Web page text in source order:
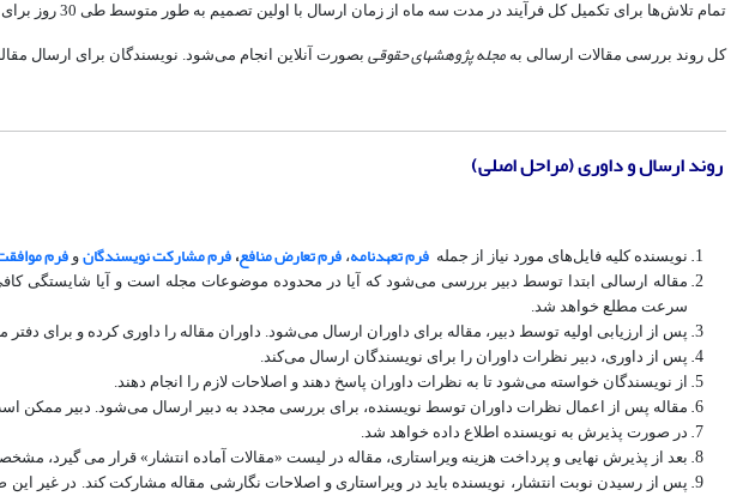
تمام تلاش‌ها برای تکمیل کل فرآیند در مدت سه ماه از زمان ارسال با اولین تصمیم به طور متوسط طی 30 روز برای اطلاع از وضعیت مقاله آن‌ها انجام ‌می‌شود.
کل روند بررسی مقالات ارسالی به مجله پژوهشهای حقوقی بصورت آنلاین انجام ‌می‌شود. نویسندگان برای ارسال
روند ارسال و داوری (مراحل اصلی)
نویسنده کلیه فایل‌های مورد نیاز از جمله فرم تعهدنامه، فرم تعارض منافع،فرم مشارکت نویسندگان و فرم
مقاله ارسالی ابتدا توسط دبیر بررسی ‌می‌شود که آیا در محدوده موضوعات مجله است و آیا شایستگی
سرعت مطلع خواهد شد.
پس از ارزیابی اولیه توسط دبیر، مقاله برای داوران ارسال ‌می‌شود. داوران مقاله را داوری کرده و برای
پس از داوری، دبیر نظرات داوران را برای نویسندگان ارسال می‌کند.
از نویسندگان خواسته ‌می‌شود تا به نظرات داوران پاسخ دهند و اصلاحات لازم را انجام دهند.
مقاله پس از اعمال نظرات داوران توسط نویسنده، برای بررسی مجدد به دبیر ارسال ‌می‌شود. دبیر ممکن است
در صورت پذیرش به نویسنده اطلاع داده خواهد شد.
بعد از پذیرش نهایی و پرداخت هزینه ویراستاری، مقاله در لیست «مقالات آماده انتشار» قرار می گیرد،
پس از رسیدن نوبت انتشار، نویسنده باید در ویراستاری و اصلاحات نگارشی مقاله مشارکت کند. در غیر